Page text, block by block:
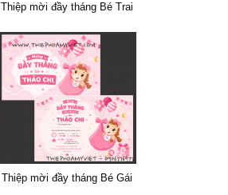
Thiệp mời đầy tháng Bé Trai
Thiệp mời đầy tháng Bé Gái